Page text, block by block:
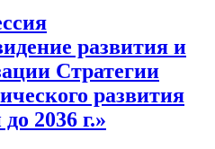
развития и
Стратегии
развития
2036 г.»